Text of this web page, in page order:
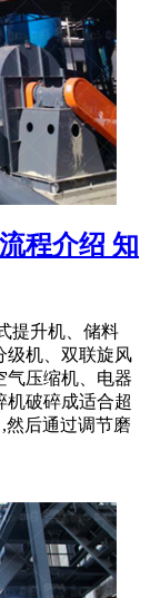
程介绍 知
提升机、储料
级机、双联旋风
气压缩机、电器
机破碎成适合超
然后通过调节磨